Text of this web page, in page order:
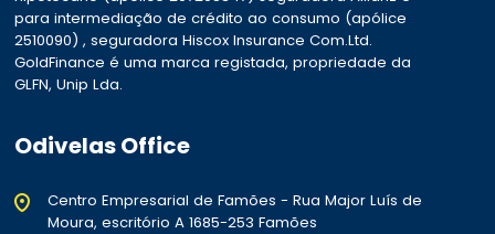
para intermediação de crédito ao consumo (apólice
2510090) , seguradora Hiscox Insurance Com.Ltd.
GoldFinance é uma marca registada, propriedade da
GLFN, Unip Lda.
Odivelas Office
Centro Empresarial de Famões - Rua Major Luís de
Moura, escritório A 1685-253 Famões